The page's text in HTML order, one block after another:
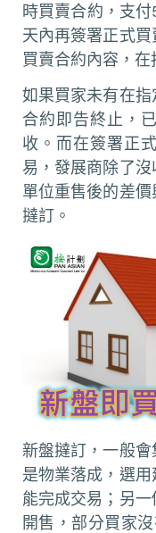
時買賣合約，支
天內再簽署正式
買賣合約內容，在
如果買家未有在
合約即告終止，
收。而在簽署正
易，發展商除了
單位重售後的差
撻訂。
新盤撻訂，一般
是物業落成，選
能完成交易；另
開售，部分買家